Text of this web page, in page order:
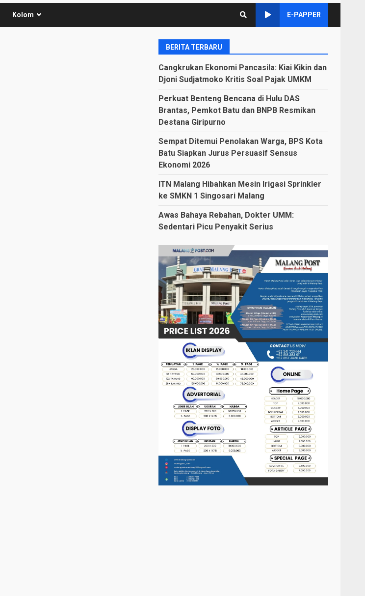
Kolom E-PAPPER
BERITA TERBARU
Cangkrukan Ekonomi Pancasila: Kiai Kikin dan
Djoni Sudjatmoko Kritis Soal Pajak UMKM
Perkuat Benteng Bencana di Hulu DAS
Brantas, Pemkot Batu dan BNPB Resmikan
Destana Giripurno
Sempat Ditemui Penolakan Warga, BPS Kota
Batu Siapkan Jurus Persuasif Sensus
Ekonomi 2026
ITN Malang Hibahkan Mesin Irigasi Sprinkler
ke SMKN 1 Singosari Malang
Awas Bahaya Rebahan, Dokter UMM:
Sedentari Picu Penyakit Serius